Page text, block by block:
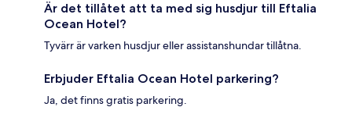
Är det tillåtet att ta med sig husdjur till Eftalia
Ocean Hotel?
Tyvärr är varken husdjur eller assistanshundar tillåtna.
Erbjuder Eftalia Ocean Hotel parkering?
Ja, det finns gratis parkering.